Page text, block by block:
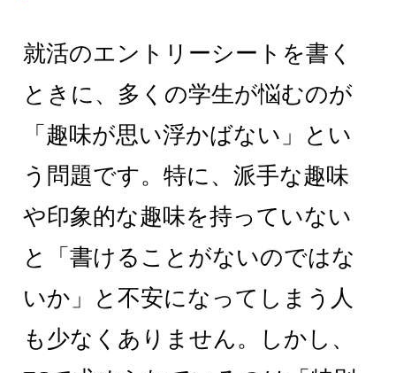
就活のエントリーシートを書く
ときに、多くの学生が悩むのが
「趣味が思い浮かばない」とい
う問題です。特に、派手な趣味
や印象的な趣味を持っていない
と「書けることがないのではな
いか」と不安になってしまう人
も少なくありません。しかし、